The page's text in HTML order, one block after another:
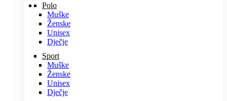
Polo
Muške
Ženske
Unisex
Dječje
Sport
Muške
Ženske
Unisex
Dječje